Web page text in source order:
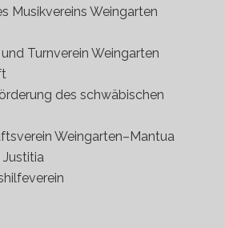
Musikvereins Weingarten
Turnverein Weingarten
des schwäbischen
Weingarten–Mantua
Justitia